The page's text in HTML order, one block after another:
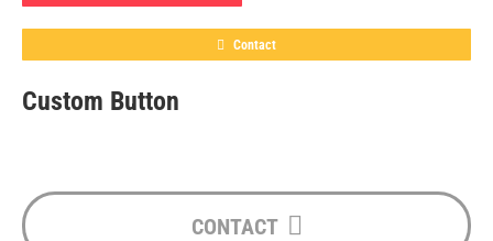
Contact
Custom Button
CONTACT